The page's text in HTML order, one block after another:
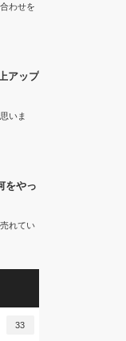
わせを
アップ
いま
をやっ
れてい
33